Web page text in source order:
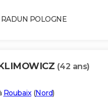
RADUN POLOGNE
(42 ans)
Roubaix(Nord)